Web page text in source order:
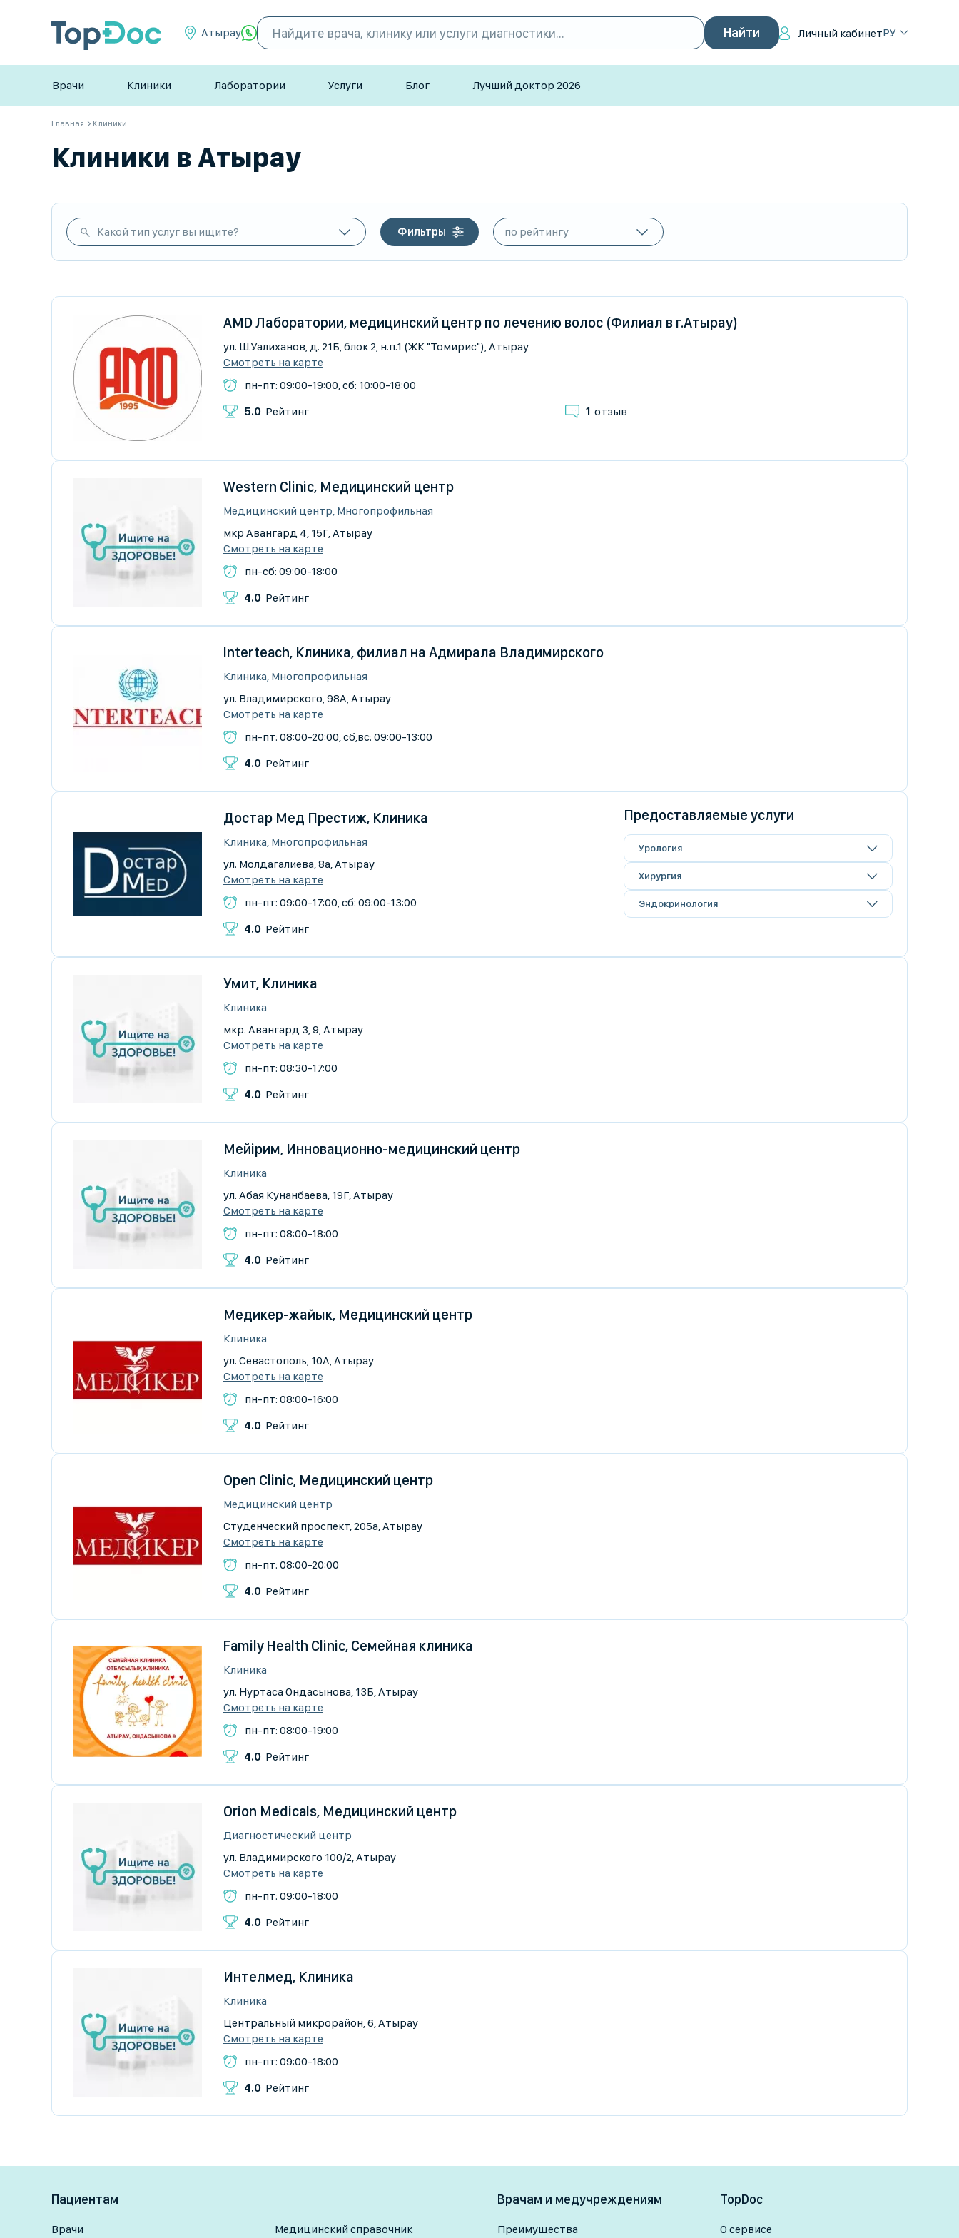
Атырау Личный кабинетРУ
Врачи Клиники Лаборатории Услуги Блог Лучший доктор 2026
Главная Клиники
Клиники в Атырау
Какой тип услуг вы ищите? Фильтры
AMD Лаборатории, медицинский центр по лечению волос (Филиал в г.Атырау)
ул. Ш.Уалиханов, д. 21Б, блок 2, н.п.1 (ЖК "Томирис"), Атырау
Смотреть на карте
пн-пт: 09:00-19:00, сб: 10:00-18:00
5.0 Рейтинг 1 отзыв
Western Clinic, Медицинский центр
Медицинский центр, Многопрофильная
мкр Авангард 4, 15Г, Атырау
Смотреть на карте
пн-сб: 09:00-18:00
4.0 Рейтинг
Interteach, Клиника, филиал на Адмирала Владимирского
Клиника, Многопрофильная
ул. Владимирского, 98А, Атырау
Смотреть на карте
пн-пт: 08:00-20:00, сб,вс: 09:00-13:00
4.0 Рейтинг
Достар Мед Престиж, Клиника
Клиника, Многопрофильная
ул. Молдагалиева, 8а, Атырау
Смотреть на карте
пн-пт: 09:00-17:00, сб: 09:00-13:00
4.0 Рейтинг
Предоставляемые услуги
Урология
Хирургия
Эндокринология
Умит, Клиника
Клиника
мкр. Авангард 3, 9, Атырау
Смотреть на карте
пн-пт: 08:30-17:00
4.0 Рейтинг
Мейiрим, Инновационно-медицинский центр
Клиника
ул. Абая Кунанбаева, 19Г, Атырау
Смотреть на карте
пн-пт: 08:00-18:00
4.0 Рейтинг
Медикер-жайык, Медицинский центр
Клиника
ул. Севастополь, 10А, Атырау
Смотреть на карте
пн-пт: 08:00-16:00
4.0 Рейтинг
Open Clinic, Медицинский центр
Медицинский центр
Студенческий проспект, 205а, Атырау
Смотреть на карте
пн-пт: 08:00-20:00
4.0 Рейтинг
Family Health Clinic, Семейная клиника
Клиника
ул. Нуртаса Ондасынова, 13Б, Атырау
Смотреть на карте
пн-пт: 08:00-19:00
4.0 Рейтинг
Orion Medicals, Медицинский центр
Диагностический центр
ул. Владимирского 100/2, Атырау
Смотреть на карте
пн-пт: 09:00-18:00
4.0 Рейтинг
Интелмед, Клиника
Клиника
Центральный микрорайон, 6, Атырау
Смотреть на карте
пн-пт: 09:00-18:00
4.0 Рейтинг
Пациентам
Врачи Медицинский справочник
Врачам и медучреждениям
Преимущества
TopDoc
О сервисе